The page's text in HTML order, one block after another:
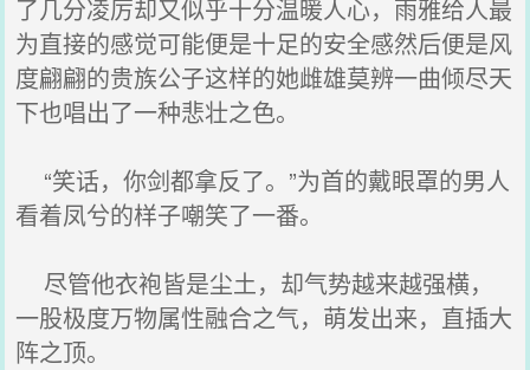
了几分凌厉却又似乎十分温暖人心，雨雅给人最
为直接的感觉可能便是十足的安全感然后便是风
度翩翩的贵族公子这样的她雌雄莫辨一曲倾尽天
下也唱出了一种悲壮之色。
“笑话，你剑都拿反了。”为首的戴眼罩的男人
看着凤兮的样子嘲笑了一番。
尽管他衣袍皆是尘土，却气势越来越强横，
一股极度万物属性融合之气，萌发出来，直插大
阵之顶。